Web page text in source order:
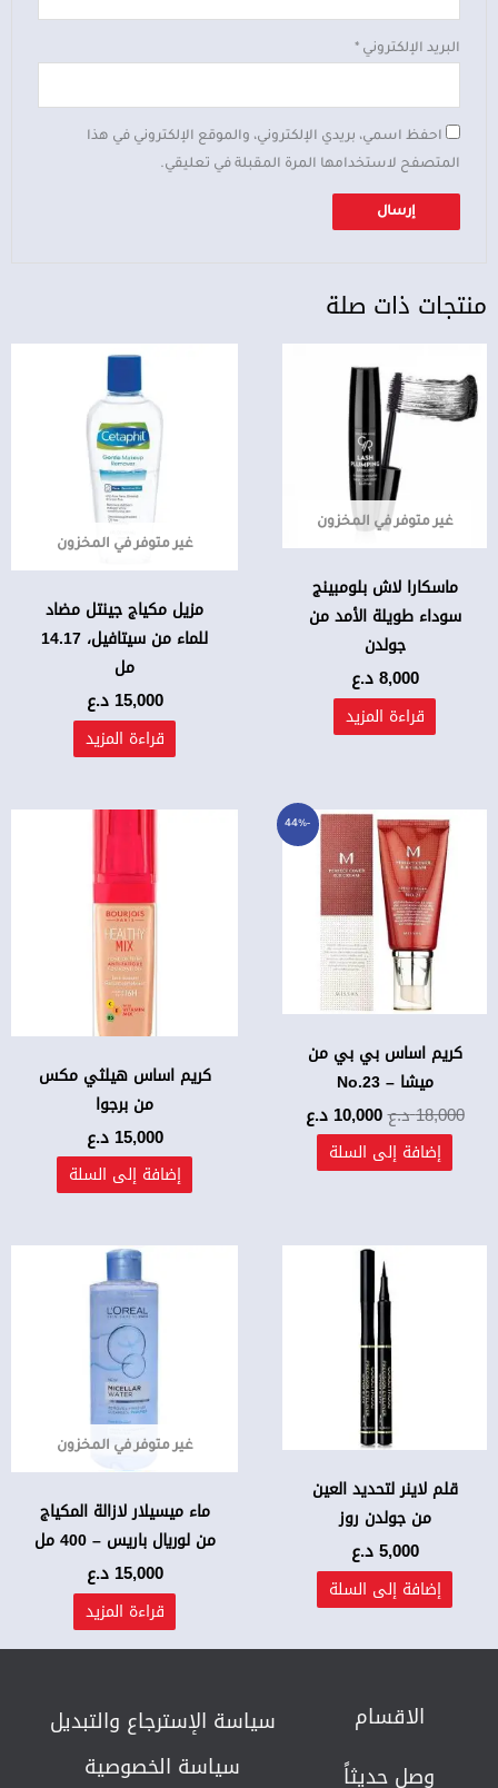
البريد الإلكتروني *
احفظ اسمي، بريدي الإلكتروني، والموقع الإلكتروني في هذا
المتصفح لاستخدامها المرة المقبلة في تعليقي.
منتجات ذات صلة
غير متوفر في المخزون
ماسكارا لاش بلومبينج
سوداء طويلة الأمد من
جولدن
8,000د.ع
قراءة المزيد
غير متوفر في المخزون
مزيل مكياج جينتل مضاد
للماء من سيتافيل، 14.17
مل
15,000 د.ع
قراءة المزيد
-44%
كريم اساس بي بي من
ميشا – No.23
18,000د.ع
السعر
الأصلي
هو:
18,000 د.ع.
10,000 د.ع
السعر
الحالي
إضافة إلى السلة
كريم اساس هيلثي مكس
من برجوا
15,000 د.ع
إضافة إلى السلة
قلم لاينر لتحديد العين
من جولدن روز
5,000د.ع
إضافة إلى السلة
غير متوفر في المخزون
ماء ميسيلار لازالة المكياج
من لوريال باريس – 400 مل
15,000 د.ع
قراءة المزيد
الاقسام
وصل حديثاً
سياسة الإسترجاع والتبديل​
سياسة الخصوصية